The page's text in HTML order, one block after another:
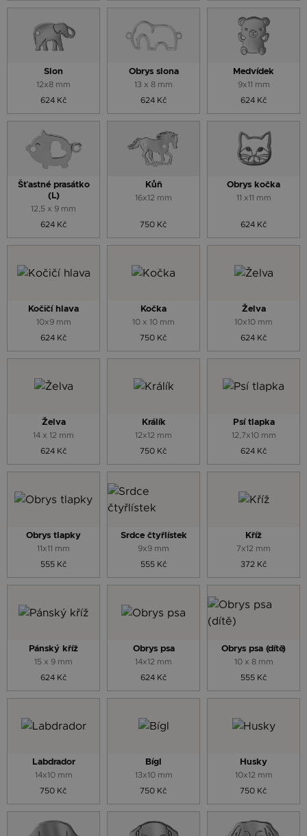
Slon
12x8 mm
624 Kč
Obrys slona
13 x 8 mm
624 Kč
Medvídek
9x11 mm
624 Kč
Šťastné prasátko
(L)
12,5 x 9 mm
624 Kč
Kůň
16x12 mm
750 Kč
Obrys kočka
11 x11 mm
624 Kč
Kočičí hlava
10x9 mm
624 Kč
Kočka
10 x 10 mm
750 Kč
Želva
10x10 mm
624 Kč
Želva
14 x 12 mm
624 Kč
Králík
12x12 mm
750 Kč
Psí tlapka
12,7x10 mm
624 Kč
Obrys tlapky
11x11 mm
555 Kč
Srdce čtyřlístek
9x9 mm
555 Kč
Kříž
7x12 mm
372 Kč
Pánský kříž
15 x 9 mm
624 Kč
Obrys psa
14x12 mm
624 Kč
Obrys psa (dítě)
10 x 8 mm
555 Kč
Labdrador
14x10 mm
750 Kč
Bígl
13x10 mm
750 Kč
Husky
10x12 mm
750 Kč